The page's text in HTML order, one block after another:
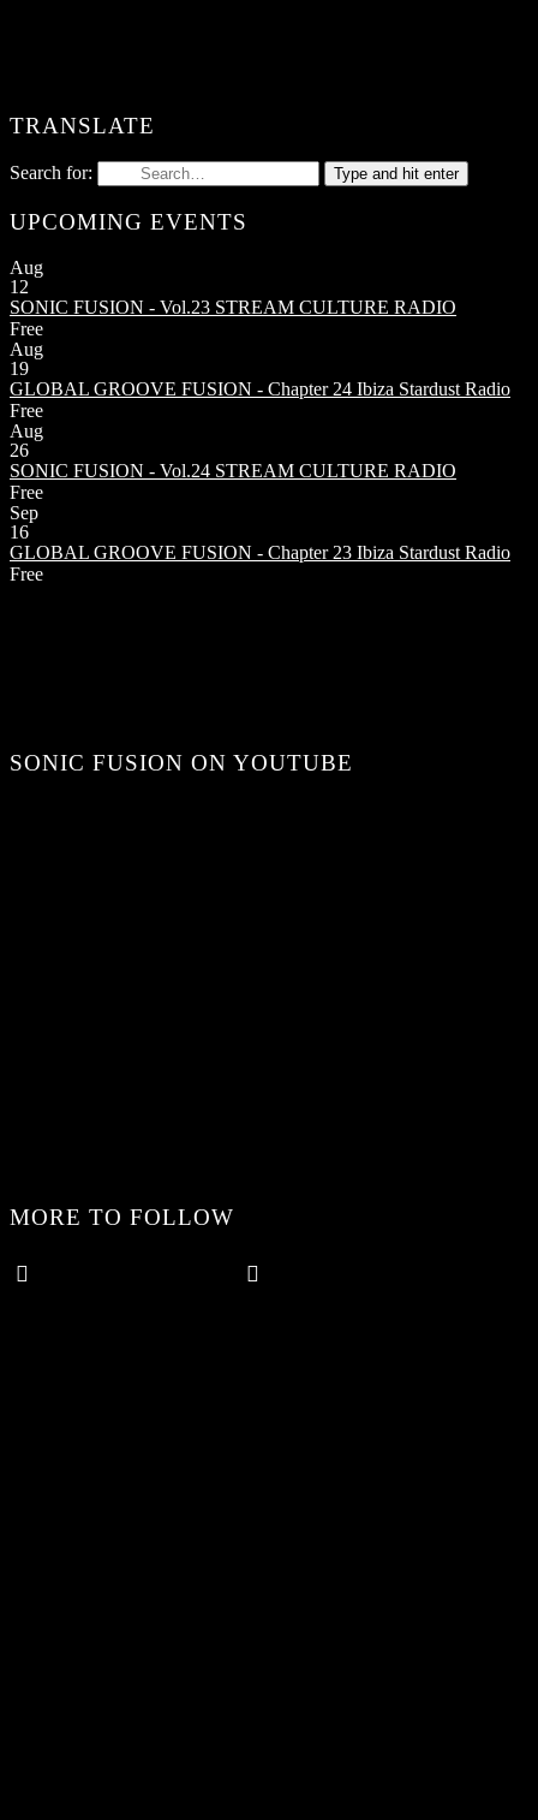
TRANSLATE
Search for: Type and hit enter
UPCOMING EVENTS
Aug
12
SONIC FUSION - Vol.23 STREAM CULTURE RADIO
Free
Aug
19
GLOBAL GROOVE FUSION - Chapter 24 Ibiza Stardust Radio
Free
Aug
26
SONIC FUSION - Vol.24 STREAM CULTURE RADIO
Free
Sep
16
GLOBAL GROOVE FUSION - Chapter 23 Ibiza Stardust Radio
Free
SONIC FUSION ON YOUTUBE
MORE TO FOLLOW